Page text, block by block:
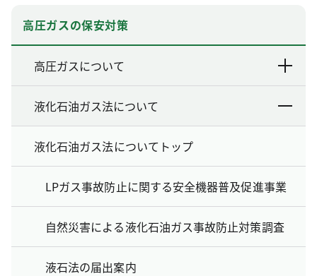
高圧ガスの保安対策
高圧ガスについて
液化石油ガス法について
液化石油ガス法についてトップ
LPガス事故防止に関する安全機器普及促進事業
自然災害による液化石油ガス事故防止対策調査
液石法の届出案内